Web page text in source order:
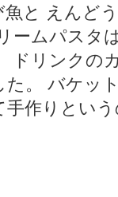
と えんど
ームパスタ
ドリンクの
。 バケッ
作りとい